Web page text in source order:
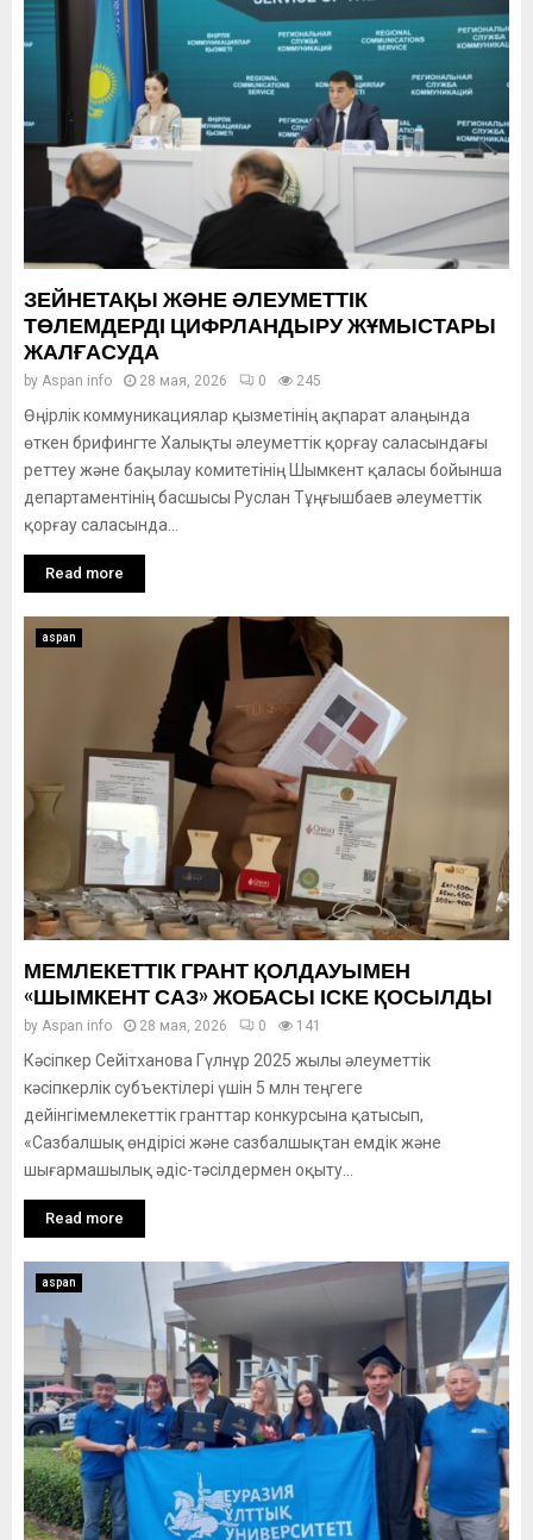
ЗЕЙНЕТАҚЫ ЖӘНЕ ӘЛЕУМЕТТІК
ТӨЛЕМДЕРДІ ЦИФРЛАНДЫРУ ЖҰМЫСТАРЫ
ЖАЛҒАСУДА
by Aspan info 28 мая, 2026 0 245
Өңірлік коммуникациялар қызметінің ақпарат алаңында
өткен брифингте Халықты әлеуметтік қорғау саласындағы
реттеу және бақылау комитетінің Шымкент қаласы бойынша
департаментінің басшысы Руслан Тұңғышбаев әлеуметтік
қорғау саласында...
Read more
aspan
МЕМЛЕКЕТТІК ГРАНТ ҚОЛДАУЫМЕН
«ШЫМКЕНТ САЗ» ЖОБАСЫ ІСКЕ ҚОСЫЛДЫ
by Aspan info 28 мая, 2026 0 141
Кәсіпкер Сейітханова Гүлнұр 2025 жылы әлеуметтік
кәсіпкерлік субъектілері үшін 5 млн теңгеге
дейінгімемлекеттік гранттар конкурсына қатысып,
«Сазбалшық өндірісі және сазбалшықтан емдік және
шығармашылық әдіс-тәсілдермен оқыту...
Read more
aspan